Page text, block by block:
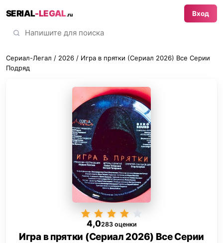
SERIAL-LEGAL.ru Вход
Сериал-Легал / 2026 / Игра в прятки (Сериал 2026) Все Серии
Подряд
4,0283 оценки
Игра в прятки (Сериал 2026) Все Серии